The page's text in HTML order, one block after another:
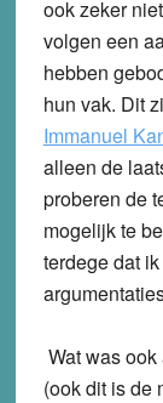
ook zeker
volgen een
hebben
hun vak. Dit
Immanuel
alleen de
proberen de
mogelijk te
terdege dat
Wat was
(ook dit is de